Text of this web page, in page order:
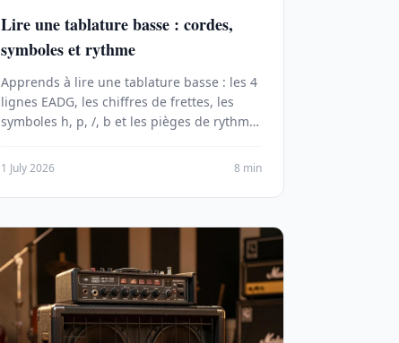
Lire une tablature basse : cordes,
symboles et rythme
Apprends à lire une tablature basse : les 4
lignes EADG, les chiffres de frettes, les
symboles h, p, /, b et les pièges de rythme.
1 July 2026 8 min